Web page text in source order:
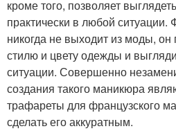
кроме того, позволяет
практически в любой
никогда не выходит из моды,
стилю и цвету одежды и
ситуации. Совершенно
создания такого маникюра
трафареты для французского
сделать его аккуратным.